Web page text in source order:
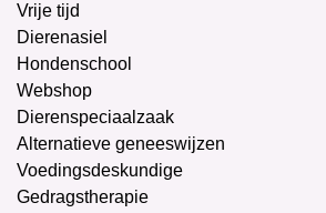
Vrije tijd
Dierenasiel
Hondenschool
Webshop
Dierenspeciaalzaak
Alternatieve geneeswijzen
Voedingsdeskundige
Gedragstherapie